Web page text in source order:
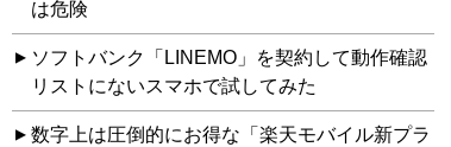
は危険
ソフトバンク「LINEMO」を契約して動作確認
リストにないスマホで試してみた
数字上は圧倒的にお得な「楽天モバイル新プラ